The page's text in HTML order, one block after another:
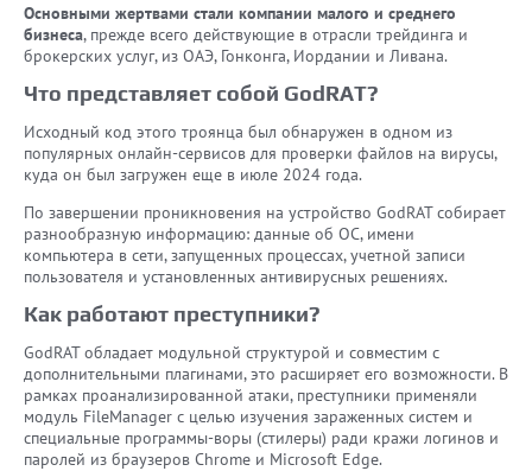
Основными жертвами стали компании малого и среднего
бизнеса, прежде всего действующие в отрасли трейдинга и
брокерских услуг, из ОАЭ, Гонконга, Иордании и Ливана.
Что представляет собой GodRAT?
Исходный код этого троянца был обнаружен в одном из
популярных онлайн-сервисов для проверки файлов на вирусы,
куда он был загружен еще в июле 2024 года.
По завершении проникновения на устройство GodRAT собирает
разнообразную информацию: данные об ОС, имени
компьютера в сети, запущенных процессах, учетной записи
пользователя и установленных антивирусных решениях.
Как работают преступники?
GodRAT обладает модульной структурой и совместим с
дополнительными плагинами, это расширяет его возможности. В
рамках проанализированной атаки, преступники применяли
модуль FileManager с целью изучения зараженных систем и
специальные программы-воры (стилеры) ради кражи логинов и
паролей из браузеров Chrome и Microsoft Edge.